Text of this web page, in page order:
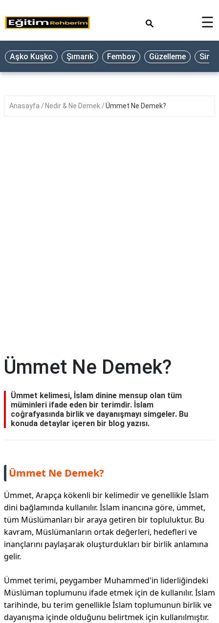
☰
Aşko Kuşko Şımarık Femboy Güzelleme
Anasayfa Nedir & Ne Demek Ümmet Ne Demek?
Ümmet Ne Demek?
Ümmet kelimesi, İslam dinine mensup olan tüm
müminleri ifade eden bir terimdir. İslam
coğrafyasında birlik ve dayanışmayı simgeler. Bu
konuda detaylar içeren bir blog yazısı.
Ümmet Ne Demek?
Ümmet, Arapça kökenli bir kelimedir ve genellikle İslam
dini bağlamında kullanılır. İslam inancına göre, ümmet,
tüm Müslümanları bir araya getiren bir topluluktur. Bu
kavram, Müslümanların ortak değerleri, hedefleri ve
inançlarını paylaşarak oluşturdukları bir birlik anlamına
gelir.
Ümmet terimi, peygamber Muhammed'in liderliğindeki
Müslüman toplumunu ifade etmek için de kullanılır. İslam
tarihinde, bu terim genellikle İslam toplumunun birlik ve
dayanışma içinde olduğunu belirtmek için kullanılmıştır.